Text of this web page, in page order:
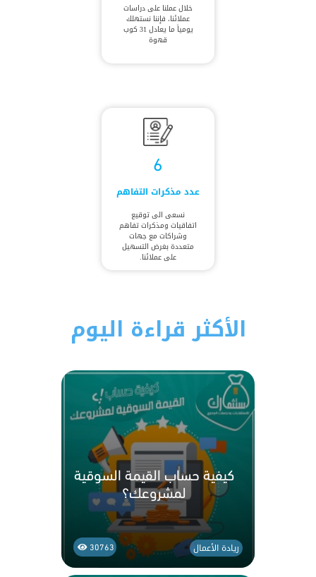
خلال عملنا على دراسات
عملائنا، فإننا نستهلك
يومياً ما يعادل 31 كوب
قهوة
6
عدد مذكرات التفاهم
نسعى الى توقيع
اتفاقيات ومذكرات تفاهم
وشراكات مع جهات
متعددة بغرض التسهيل
على عملائنا.
الأكثر قراءة اليوم
كيفية حساب القيمة السوقية
لمشروعك؟
30763 ريادة الأعمال